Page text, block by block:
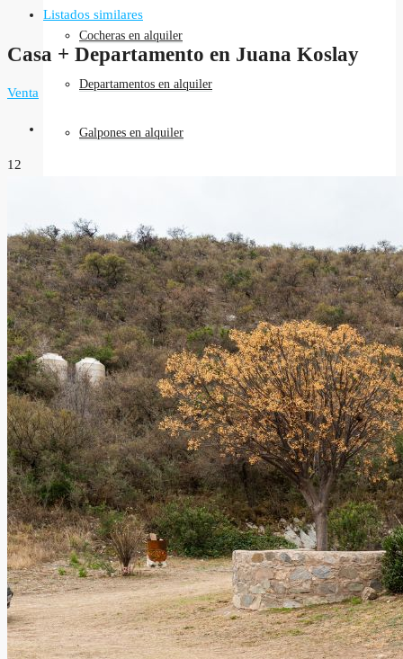
Cocheras en alquiler
Departamentos en alquiler
Galpones en alquiler
Oficinas en alquiler
Requisitos
Contacto
Listados similares
Casa + Departamento en Juana Koslay
Venta
12